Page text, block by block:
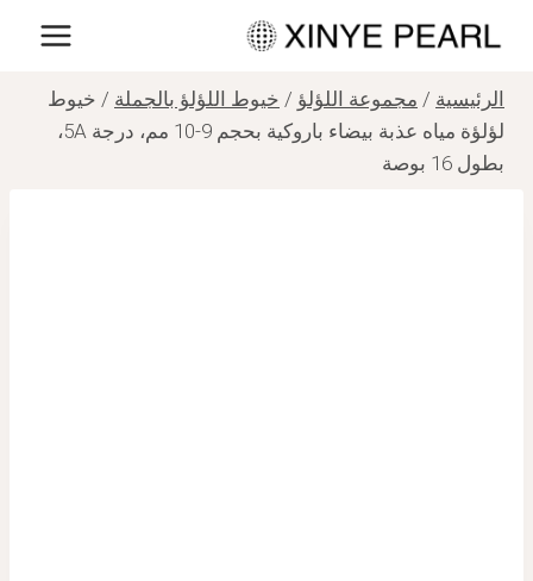
التجاوز
إلى
المحتوى
الرئيسية / مجموعة اللؤلؤ / خيوط اللؤلؤ بالجملة / خيوط
لؤلؤة مياه عذبة بيضاء باروكية بحجم 9-10 مم، درجة 5A،
بطول 16 بوصة